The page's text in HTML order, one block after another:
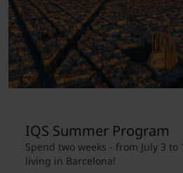
IQS Summer Program
Spend two weeks - from July 3
living in Barcelona!